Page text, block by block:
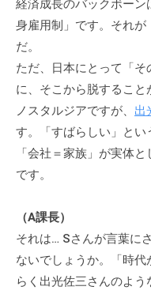
経済成長のバックボー
身雇用制」です。それ
だ。
ただ、日本にとって「そ
に、そこから脱すること
ノスタルジアですが、 出
す。「すばらしい」と
「会社＝家族」が実体
です。
（A課長）
それは… Sさんが言葉に
ないでしょうか。「時
らく出光佐三さんのよ